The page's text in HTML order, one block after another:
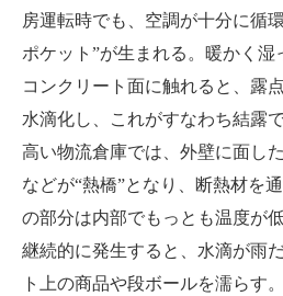
房運転時でも、空調が十分に循
ポケット”が生まれる。暖かく
コンクリート面に触れると、露
水滴化し、これがすなわち結露
高い物流倉庫では、外壁に面し
などが“熱橋”となり、断熱材を
の部分は内部でもっとも温度が
継続的に発生すると、水滴が雨
ト上の商品や段ボールを濡らす